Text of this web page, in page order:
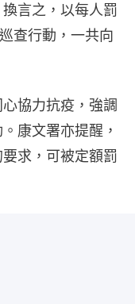
言之，以每人罰
查行動，一共向
協力抗疫，強調
康文署亦提醒，
求，可被定額罰